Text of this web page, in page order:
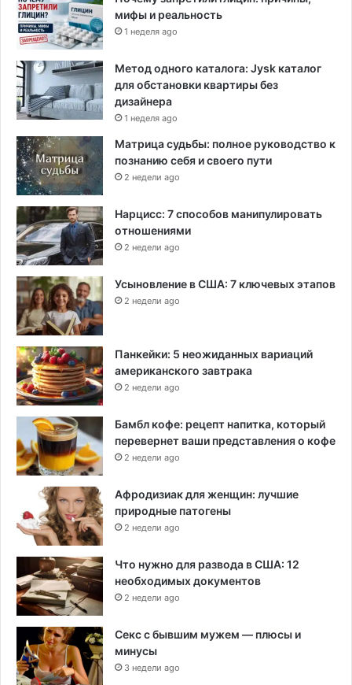
мифы и реальность
1 неделя ago
Метод одного каталога: Jysk каталог
для обстановки квартиры без
дизайнера
1 неделя ago
Матрица судьбы: полное руководство к
познанию себя и своего пути
2 недели ago
Нарцисс: 7 способов манипулировать
отношениями
2 недели ago
Усыновление в США: 7 ключевых этапов
2 недели ago
Панкейки: 5 неожиданных вариаций
американского завтрака
2 недели ago
Бамбл кофе: рецепт напитка, который
перевернет ваши представления о кофе
2 недели ago
Афродизиак для женщин: лучшие
природные патогены
2 недели ago
Что нужно для развода в США: 12
необходимых документов
2 недели ago
Секс с бывшим мужем — плюсы и
минусы
3 недели ago